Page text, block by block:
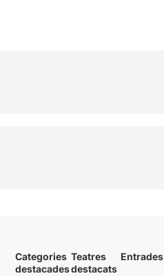
Categories
destacades
Teatres
destacats
Entrades